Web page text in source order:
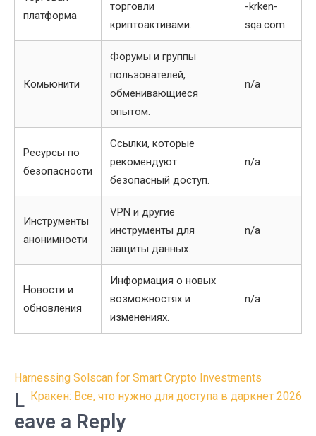
платформа
торговли
криптоактивами.
-krken-
sqa.com
Комьюнити
Форумы и группы
пользователей,
обменивающиеся
опытом.
n/a
Ресурсы по
безопасности
Ссылки, которые
рекомендуют
безопасный доступ.
n/a
Инструменты
анонимности
VPN и другие
инструменты для
защиты данных.
n/a
Новости и
обновления
Информация о новых
возможностях и
изменениях.
n/a
Post
navigation
Harnessing Solscan for Smart Crypto Investments
Кракен: Все, что нужно для доступа в даркнет 2026
L
eave a Reply